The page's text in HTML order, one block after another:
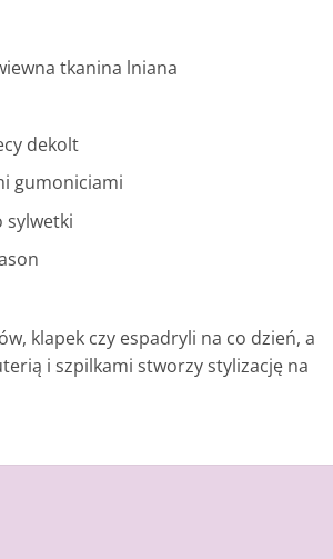
tkanina lniana
dekolt
gumoniciami
sylwetki
klapek czy espadryli na co dzień, a
i szpilkami stworzy stylizację na